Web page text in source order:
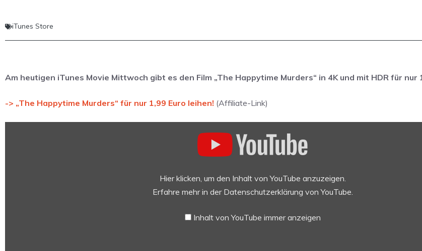
iTunes Store
Am heutigen iTunes Movie Mittwoch gibt es den Film „The Happytime Murders“ in 4K und mit HDR für nur
-> „The Happytime Murders“ für nur 1,99 Euro leihen! (Affiliate-Link)
Hier klicken, um den Inhalt von YouTube anzuzeigen.
Erfahre mehr in der Datenschutzerklärung von YouTube.
Inhalt von YouTube immer anzeigen